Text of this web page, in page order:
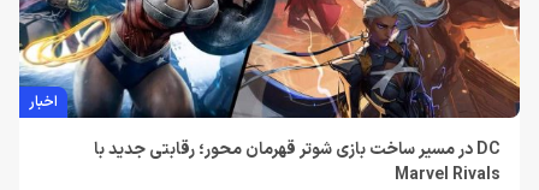
اخبار
DC در مسیر ساخت بازی شوتر قهرمان محور؛ رقابتی جدید با
Marvel Rivals